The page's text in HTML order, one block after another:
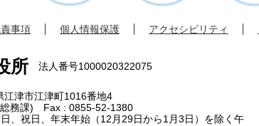
事項 個人情報保護 アクセシビリティ
所 法人番号1000020322075
津市江津町1016番地4
務課) Fax : 0855-52-1380
、祝日、年末年始（12月29日から1月3日）を除く午